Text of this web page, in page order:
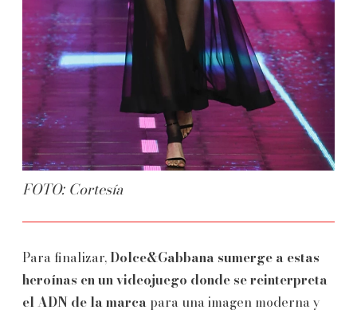
FOTO: Cortesía
Para finalizar, Dolce&Gabbana sumerge a estas
heroínas en un videojuego donde se reinterpreta
el ADN de la marca para una imagen moderna y